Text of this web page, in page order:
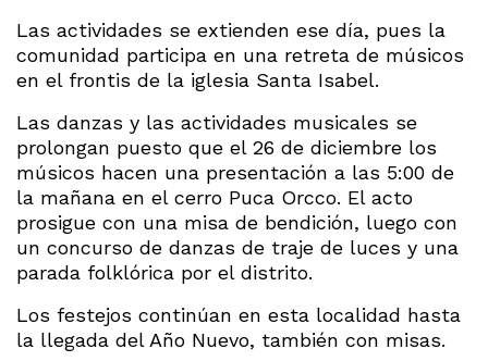
Las actividades se extienden ese día, pues la
comunidad participa en una retreta de músicos
en el frontis de la iglesia Santa Isabel.
Las danzas y las actividades musicales se
prolongan puesto que el 26 de diciembre los
músicos hacen una presentación a las 5:00 de
la mañana en el cerro Puca Orcco. El acto
prosigue con una misa de bendición, luego con
un concurso de danzas de traje de luces y una
parada folklórica por el distrito.
Los festejos continúan en esta localidad hasta
la llegada del Año Nuevo, también con misas.